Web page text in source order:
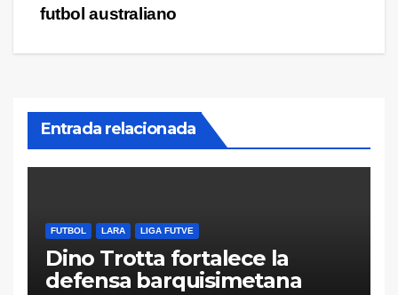
futbol australiano
Entrada relacionada
FUTBOL LARA LIGA FUTVE
Dino Trotta fortalece la
defensa barquisimetana